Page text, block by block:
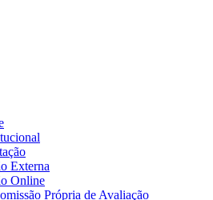
Externa
Online
Própria de Avaliação